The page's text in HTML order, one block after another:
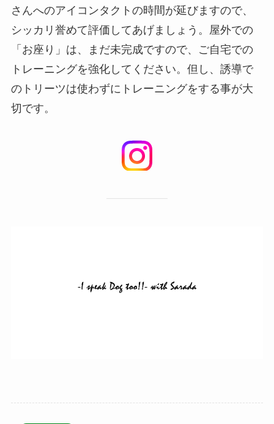
さんへのアイコンタクトの時間が延びますので、
シッカリ誉めて評価してあげましょう。屋外での
「お座り」は、まだ未完成ですので、ご自宅での
トレーニングを強化してください。但し、誘導で
のトリーツは使わずにトレーニングをする事が大
切です。